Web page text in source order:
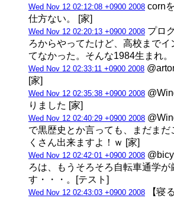
Wed Nov 12 02:12:08 +0900 2008 corn
仕方ない。 [家]
Wed Nov 12 02:20:13 +0900 2008 プロ
ろからやってたけど、高校までイ
てなかった。そんな1984生まれ。
Wed Nov 12 02:33:11 +0900 2008
[家]
Wed Nov 12 02:35:38 +0900 2008
りました [家]
Wed Nov 12 02:40:29 +0900 2008
で黒歴史とか言っても、まだまだ
くさん出来ますよ！ｗ [家]
Wed Nov 12 02:42:01 +0900 2008
ろは、もうそろそろ自転車通学が
す・・・。[テスト]
Wed Nov 12 02:43:03 +0900 2008 【寝